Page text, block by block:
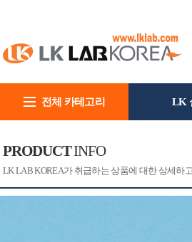
전체 카테고리 LK
PRODUCTINFO
LK LAB KOREA가 취급하는 상품에 대한 상세하